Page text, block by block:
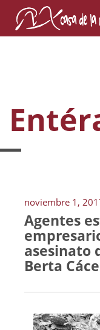
noviembre 1,
Agentes
asesinato
Berta